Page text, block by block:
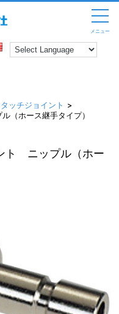
メニュー
ッチジョイント
（ホース継手タイプ）
ト ニップル（ホー